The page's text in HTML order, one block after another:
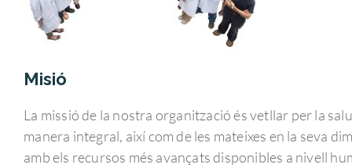
Misió
La missió de la nostra organització és vetllar per la
manera integral, així com de les mateixes en la seva
amb els recursos més avançats disponibles a nivell